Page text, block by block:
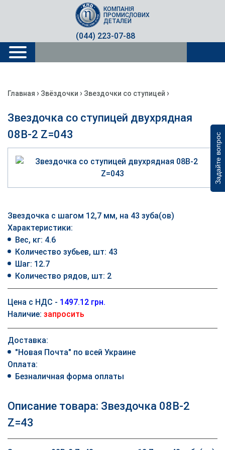
Задайте вопрос
(044) 223-07-88
КОМПАНІЯ
ПРОМИСЛОВИХ
ДЕТАЛЕЙ
Главная › Звёздочки › Звездочки со ступицей ›
Звездочка со ступицей двухрядная
08B-2 Z=043
Звездочка с шагом 12,7 мм, на 43 зуба(ов)
Характеристики:
Вес, кг: 4.6
Количество зубьев, шт: 43
Шаг: 12.7
Количество рядов, шт: 2
Цена с НДС - 1497.12 грн.
Наличие: запросить
Доставка:
"Новая Почта" по всей Украине
Оплата:
Безналичная форма оплаты
Описание товара: Звездочка 08B-2
Z=43